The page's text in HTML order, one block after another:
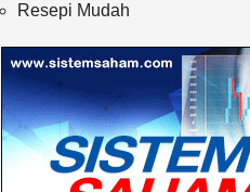
Resepi Mudah